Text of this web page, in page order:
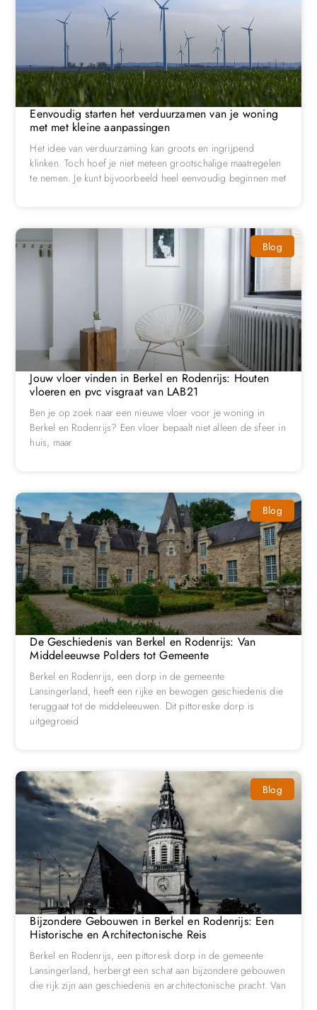
Eenvoudig starten het verduurzamen van je woning
met met kleine aanpassingen
Het idee van verduurzaming kan groots en ingrijpend
klinken. Toch hoef je niet meteen grootschalige maatregelen
te nemen. Je kunt bijvoorbeeld heel eenvoudig beginnen met
Blog
Jouw vloer vinden in Berkel en Rodenrijs: Houten
vloeren en pvc visgraat van LAB21
Ben je op zoek naar een nieuwe vloer voor je woning in
Berkel en Rodenrijs? Een vloer bepaalt niet alleen de sfeer in
huis, maar
Blog
De Geschiedenis van Berkel en Rodenrijs: Van
Middeleeuwse Polders tot Gemeente
Berkel en Rodenrijs, een dorp in de gemeente
Lansingerland, heeft een rijke en bewogen geschiedenis die
teruggaat tot de middeleeuwen. Dit pittoreske dorp is
uitgegroeid
Blog
Bijzondere Gebouwen in Berkel en Rodenrijs: Een
Historische en Architectonische Reis
Berkel en Rodenrijs, een pittoresk dorp in de gemeente
Lansingerland, herbergt een schat aan bijzondere gebouwen
die rijk zijn aan geschiedenis en architectonische pracht. Van